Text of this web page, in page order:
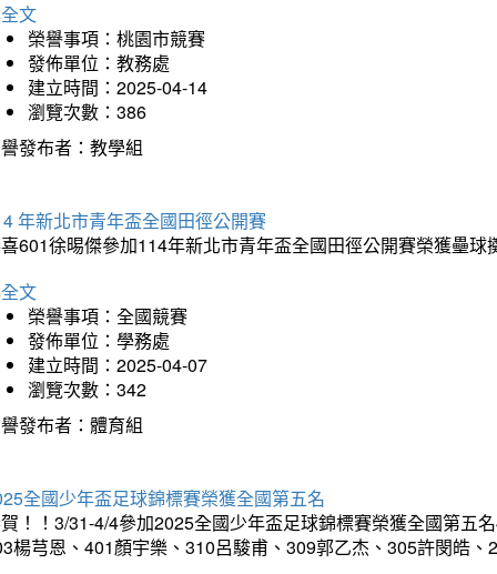
文
榮譽事項：桃園市競賽
發佈單位：教務處
建立時間：2025-04-14
瀏覽次數：386
發布者：教學組
年新北市青年盃全國田徑公開賽
601徐晹傑參加114年新北市青年盃全國田徑公開賽榮獲壘
文
榮譽事項：全國競賽
發佈單位：學務處
建立時間：2025-04-07
瀏覽次數：342
發布者：體育組
全國少年盃足球錦標賽榮獲全國第五名
！！3/31-4/4參加2025全國少年盃足球錦標賽榮獲全國第五
楊芎恩、401顏宇樂、310呂駿甫、309郭乙杰、305許閔皓